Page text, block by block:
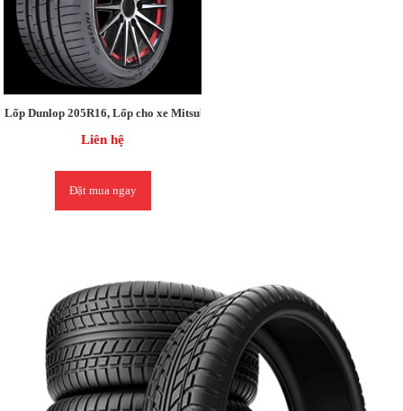
Lốp Dunlop 205R16, Lốp cho xe Mitsubishi Pajero, Triton / Mitsubishi Triton
Liên hệ
Đặt mua ngay